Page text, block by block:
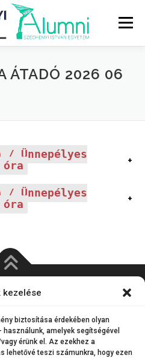
kezelése
biztosítása érdekében olyan
amelyek segítségével
érünk el. Az ezekhez a
lehetővé teszi számunkra, hogy ezen
Menü
HÍREK MÉDIA
ÁTADÓ 2026 06
/ Ünnepélyes
+
/ Ünnepélyes
+
– Széchenyi István Egyetem –